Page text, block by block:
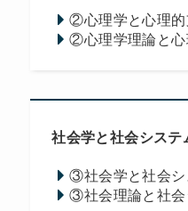
②心理学と心理的
②心理学理論と心
社会学と社会システ
③社会学と社会シ
③社会理論と社会